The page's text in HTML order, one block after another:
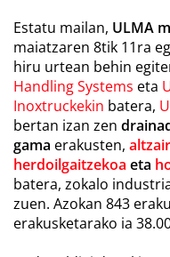
Estatu mailan, ULMA
maiatzaren 8tik 11ra
hiru urtean behin
Handling Systems eta
Inoxtruckekin batera,
bertan izan zen
gama erakusten,
herdoilgaitzekoa eta
batera, zokalo
zuen. Azokan 843
erakusketarako ia